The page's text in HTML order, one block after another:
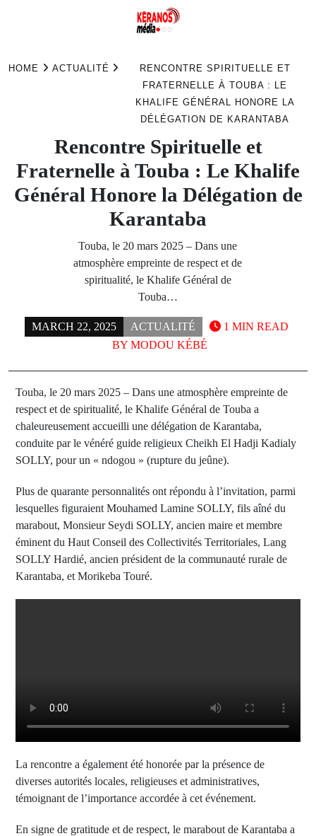
HOME ACTUALITÉ
RENCONTRE SPIRITUELLE ET
FRATERNELLE À TOUBA : LE
KHALIFE GÉNÉRAL HONORE LA
DÉLÉGATION DE KARANTABA
Rencontre Spirituelle et
Fraternelle à Touba : Le Khalife
Général Honore la Délégation de
Karantaba
Touba, le 20 mars 2025 – Dans une
atmosphère empreinte de respect et de
spiritualité, le Khalife Général de
Touba…
MARCH 22, 2025
ACTUALITÉ
BY MODOU KÉBÉ
1 MIN READ
Touba, le 20 mars 2025 – Dans une atmosphère empreinte de
respect et de spiritualité, le Khalife Général de Touba a
chaleureusement accueilli une délégation de Karantaba,
conduite par le vénéré guide religieux Cheikh El Hadji Kadialy
SOLLY, pour un « ndogou » (rupture du jeûne).
Plus de quarante personnalités ont répondu à l’invitation, parmi
lesquelles figuraient Mouhamed Lamine SOLLY, fils aîné du
marabout, Monsieur Seydi SOLLY, ancien maire et membre
éminent du Haut Conseil des Collectivités Territoriales, Lang
SOLLY Hardié, ancien président de la communauté rurale de
Karantaba, et Morikeba Touré.
La rencontre a également été honorée par la présence de
diverses autorités locales, religieuses et administratives,
témoignant de l’importance accordée à cet événement.
En signe de gratitude et de respect, le marabout de Karantaba a